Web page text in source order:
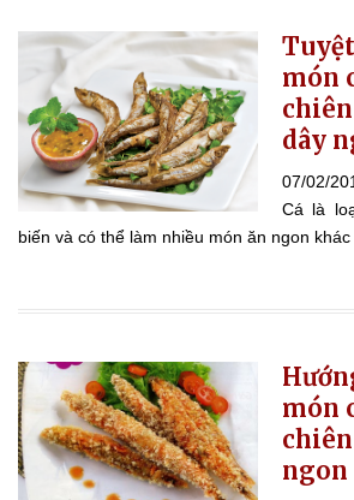
món
dây
07/02/
Cá là
biến và có thể làm nhiều món ăn ngon
món
ngon